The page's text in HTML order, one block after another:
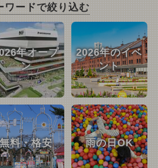
ワードで絞り込む
年オープ
ン
2026年のイベ
ント
無料・格安 雨の日OK